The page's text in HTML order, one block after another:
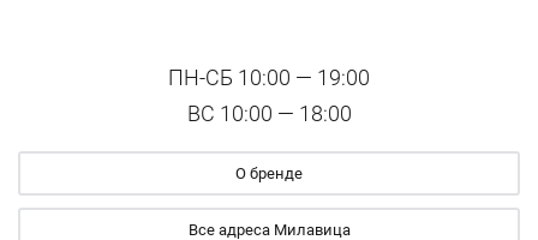
ПН-СБ 10:00 — 19:00
ВС 10:00 — 18:00
О бренде
Все адреса Милавица